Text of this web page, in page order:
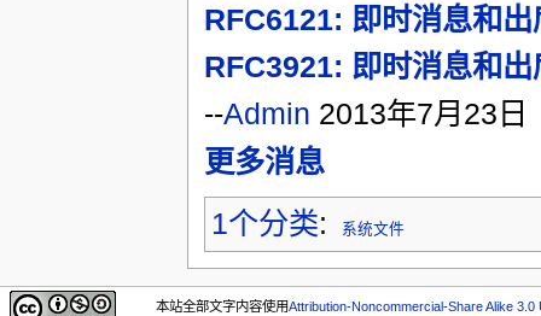
RFC6121: 即时消息和出
RFC3921: 即时消息和出
--Admin 2013年7月23日
更多消息
1个分类: 系统文件
本站全部文字内容使用Attribution-Noncommercial-Share Alike 3.0